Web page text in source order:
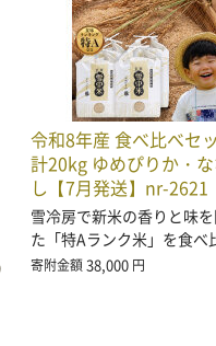
令和8年産 食べ比べセ
計20kg ゆめぴりか・
し【7月発送】nr-2621
雪冷房で新米の香りと味
た「特Aランク米」を食
寄附金額38,000 円